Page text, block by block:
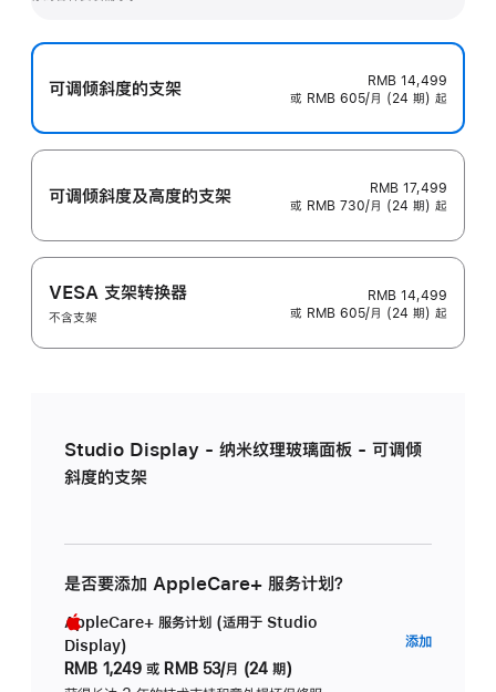
可调倾斜度的支架
RMB 14,499
或 RMB 605/月 (24 期) 起
可调倾斜度及高‍度的支‍架
RMB 17,499
或 RMB 730/月 (24 期) 起
VESA 支架转换器
不含支架
RMB 14,499
或 RMB 605/月 (24 期) 起
Studio Display - 纳米纹理玻璃面板 - 可调倾
斜度的支架
是否要添加 AppleCare+ 服务计划？
AppleCare+ 服务计划 (适用于 Studio
Display)
RMB 1,249 或 RMB 53/月 (24 期)
添加